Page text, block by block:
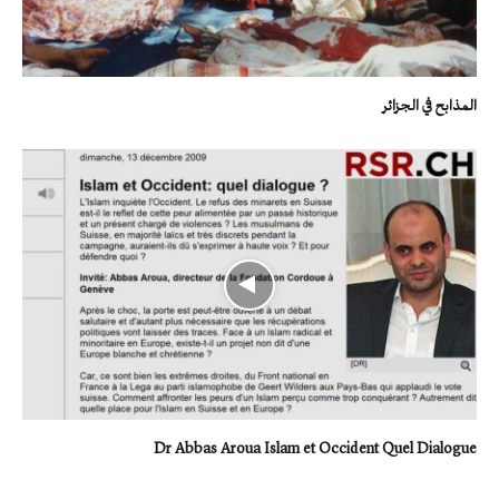
المذابح في الجزائر
Dr Abbas Aroua Islam et Occident Quel Dialogue